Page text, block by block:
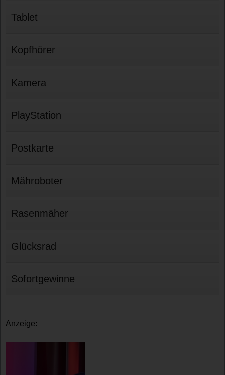
Tablet
Kopfhörer
Kamera
PlayStation
Postkarte
Mähroboter
Rasenmäher
Glücksrad
Sofortgewinne
Anzeige: